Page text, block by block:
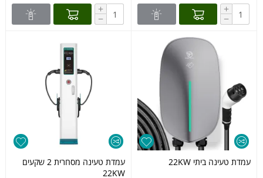
+
−
+
−
עמדת טעינה ביתי 22KW
עמדת טעינה מסחרית 2 שקעים
22KW